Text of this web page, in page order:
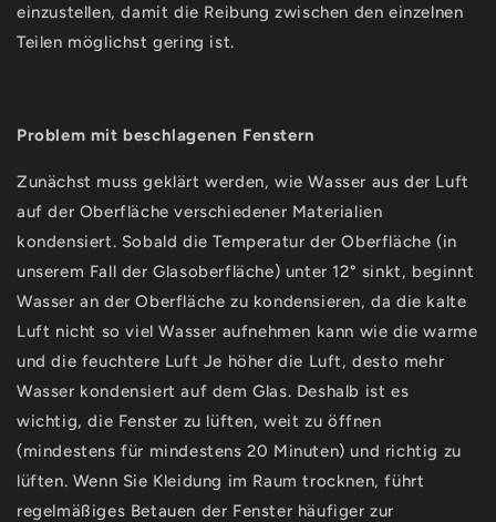
einzustellen, damit die Reibung zwischen den einzelnen
Teilen möglichst gering ist.
Problem mit beschlagenen Fenstern
Zunächst muss geklärt werden, wie Wasser aus der Luft
auf der Oberfläche verschiedener Materialien
kondensiert. Sobald die Temperatur der Oberfläche (in
unserem Fall der Glasoberfläche) unter 12° sinkt, beginnt
Wasser an der Oberfläche zu kondensieren, da die kalte
Luft nicht so viel Wasser aufnehmen kann wie die warme
und die feuchtere Luft Je höher die Luft, desto mehr
Wasser kondensiert auf dem Glas. Deshalb ist es
wichtig, die Fenster zu lüften, weit zu öffnen
(mindestens für mindestens 20 Minuten) und richtig zu
lüften. Wenn Sie Kleidung im Raum trocknen, führt
regelmäßiges Betauen der Fenster häufiger zur